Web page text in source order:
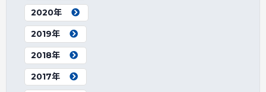
2020年
2019年
2018年
2017年